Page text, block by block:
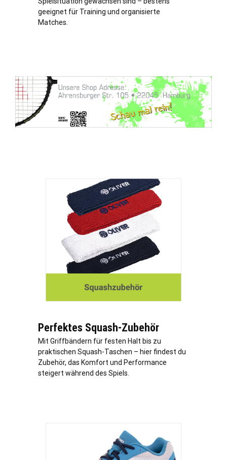
geeignet für Training und organisierte
Matches.
Perfektes Squash-Zubehör
Mit Griffbändern für festen Halt bis zu
praktischen Squash-Taschen – hier findest du
Zubehör, das Komfort und Performance
steigert während des Spiels.